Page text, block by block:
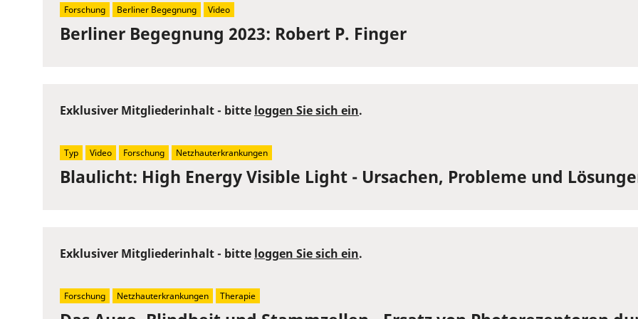
Berliner Begegnung 2023: Robert P. Finger
Forschung Berliner Begegnung Video
Blaulicht: High Energy Visible Light - Ursachen, Probleme und
Exklusiver Mitgliederinhalt - bitte loggen Sie sich ein.
Typ Video Forschung Netzhauterkrankungen
Exklusiver Mitgliederinhalt - bitte loggen Sie sich ein.
Forschung Netzhauterkrankungen Therapie